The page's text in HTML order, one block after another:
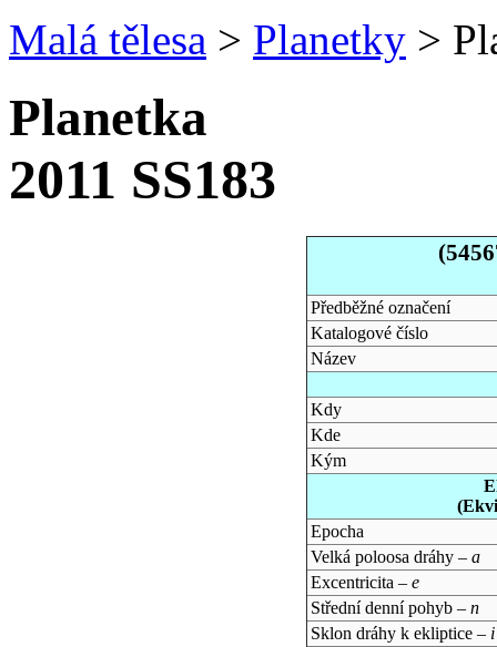
Malá tělesa > Planetky >
Planetka
2011 SS183
Předběžné označení
Katalogové číslo
Název
Kdy
Kde
Kým
Epocha
Velká poloosa dráhy – a
Excentricita – e
Střední denní pohyb – n
Sklon dráhy k ekliptice – i